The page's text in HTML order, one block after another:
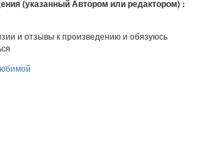
(указанный Автором или редактором) :
и отзывы к произведению и обязуюсь